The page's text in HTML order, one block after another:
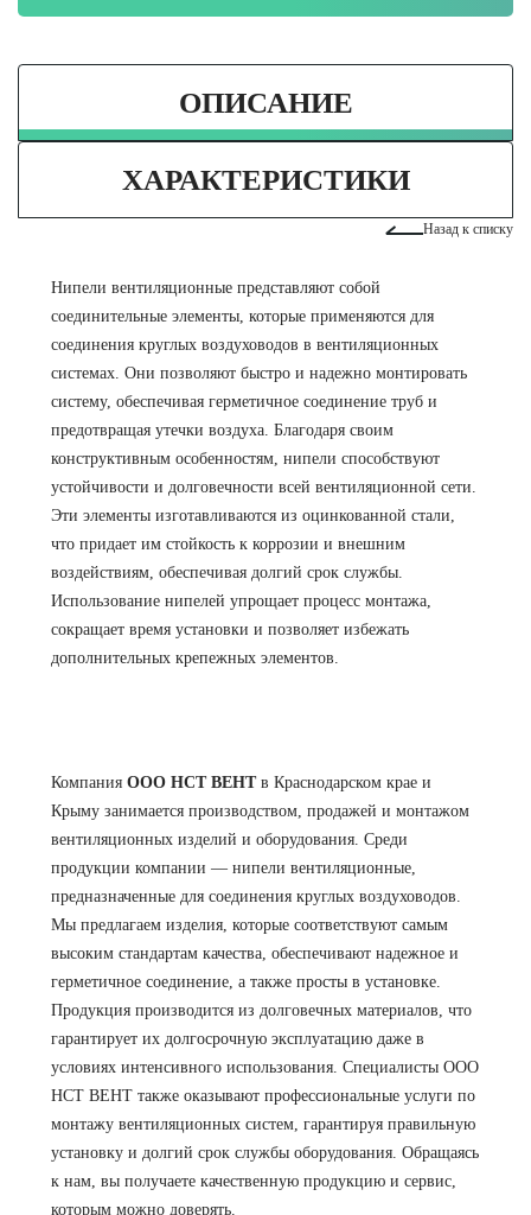
ОПИСАНИЕ
ХАРАКТЕРИСТИКИ
Назад к списку
Нипели вентиляционные представляют собой
соединительные элементы, которые применяются для
соединения круглых воздуховодов в вентиляционных
системах. Они позволяют быстро и надежно монтировать
систему, обеспечивая герметичное соединение труб и
предотвращая утечки воздуха. Благодаря своим
конструктивным особенностям, нипели способствуют
устойчивости и долговечности всей вентиляционной сети.
Эти элементы изготавливаются из оцинкованной стали,
что придает им стойкость к коррозии и внешним
воздействиям, обеспечивая долгий срок службы.
Использование нипелей упрощает процесс монтажа,
сокращает время установки и позволяет избежать
дополнительных крепежных элементов.
Компания ООО НСТ ВЕНТв Краснодарском крае и
Крыму занимается производством, продажей и монтажом
вентиляционных изделий и оборудования. Среди
продукции компании — нипели вентиляционные,
предназначенные для соединения круглых воздуховодов.
Мы предлагаем изделия, которые соответствуют самым
высоким стандартам качества, обеспечивают надежное и
герметичное соединение, а также просты в установке.
Продукция производится из долговечных материалов, что
гарантирует их долгосрочную эксплуатацию даже в
условиях интенсивного использования. Специалисты ООО
НСТ ВЕНТ также оказывают профессиональные услуги по
монтажу вентиляционных систем, гарантируя правильную
установку и долгий срок службы оборудования. Обращаясь
к нам, вы получаете качественную продукцию и сервис,
которым можно доверять.